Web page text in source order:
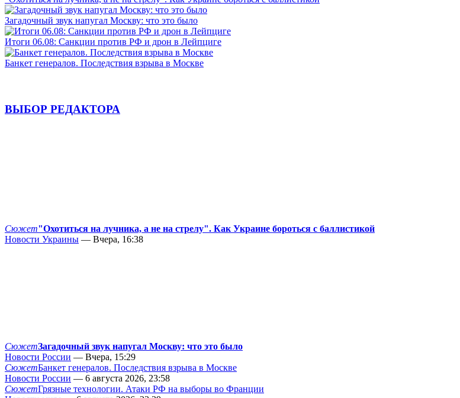
Загадочный звук напугал Москву: что это было
Итоги 06.08: Санкции против РФ и дрон в Лейпциге
Банкет генералов. Последствия взрыва в Москве
ВЫБОР РЕДАКТОРА
Сюжет"Охотиться на лучника, а не на стрелу". Как Украине бороться с баллистикой
Новости Украины — Вчера, 16:38
СюжетЗагадочный звук напугал Москву: что это было
Новости России — Вчера, 15:29
СюжетБанкет генералов. Последствия взрыва в Москве
Новости России — 6 августа 2026, 23:58
СюжетГрязные технологии. Атаки РФ на выборы во Франции